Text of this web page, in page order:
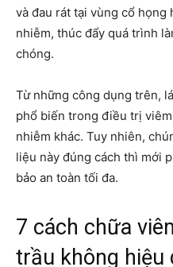
và đau rát tại vùng cổ họng
nhiễm, thúc đẩy quá trình
chóng.
Từ những công dụng trên,
phổ biến trong điều trị
nhiễm khác. Tuy nhiên,
liệu này đúng cách thì mới
bảo an toàn tối đa.
7 cách chữa
trầu không hiệu